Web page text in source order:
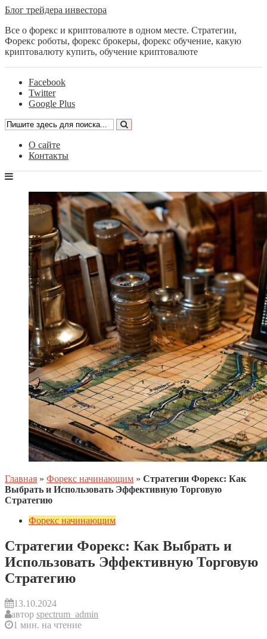
Блог трейдера инвестора
Все о форекс и криптовалюте в одном месте. Стратегии,
Форекс роботы, форекс брокеры, форекс обучение, какую
криптовалюту купить, обучение криптовалюте
Facebook
Twitter
Google Plus
О сайте
Контакты
Главная » Форекс начинающим » Стратегии Форекс: Как
Выбрать и Использовать Эффективную Торговую
Стратегию
Форекс начинающим
Стратегии Форекс: Как Выбрать и
Использовать Эффективную Торговую
Стратегию
13.10.2024
автор spectrum_admin
1 мин. на чтение